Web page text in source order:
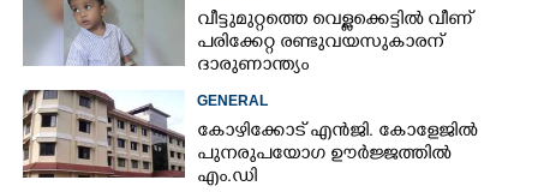
വീട്ടുമുറ്റത്തെ വെള്ളക്കെട്ടിൽ വീണ്
പരിക്കേറ്റ രണ്ടുവയസുകാരന്
ദാരുണാന്ത്യം
GENERAL
കോഴിക്കോട് എൻജി. കോളേജിൽ
പുനരുപയോഗ ഊർജ്ജത്തിൽ
എം.ഡി